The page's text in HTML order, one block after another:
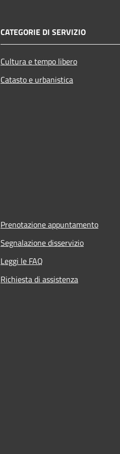
CATEGORIE DI SERVIZIO
Cultura e tempo libero
Catasto e urbanistica
Prenotazione appuntamento
Segnalazione disservizio
Leggi le FAQ
Richiesta di assistenza